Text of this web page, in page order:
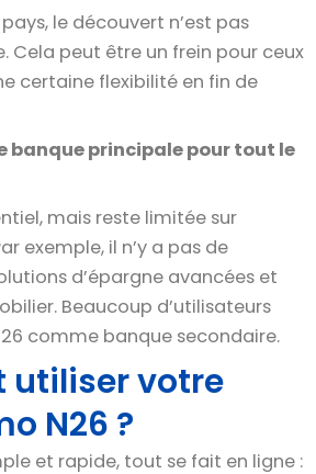
le découvert n’est pas
Cela peut être un frein pour ceux
certaine flexibilité en fin de
banque principale pour tout le
mais reste limitée sur
exemple, il n’y a pas de
d’épargne avancées et
Beaucoup d’utilisateurs
comme banque secondaire.
utiliser votre
N26 ?
et rapide, tout se fait en ligne :